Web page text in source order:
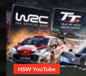
HSW YouTube